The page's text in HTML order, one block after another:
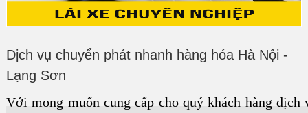
Dịch vụ chuyển phát nhanh hàng hóa Hà Nội -
Lạng Sơn
Với mong muốn cung cấp cho quý khách hàng dịch